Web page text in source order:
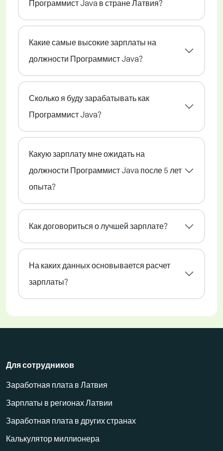
Программист Java в стране Латвия?
Какие самые высокие зарплаты на
должности Программист Java?
Сколько я буду зарабатывать как
Программист Java?
Какую зарплату мне ожидать на
должности Программист Java после 5 лет
опыта?
Как договориться о лучшей зарплате?
На каких данных основывается расчет
зарплаты?
Для сотрудников
Заработная плата в Латвия
Зарплаты в регионах Латвии
Заработная плата в других странах
Калькулятор миллионера